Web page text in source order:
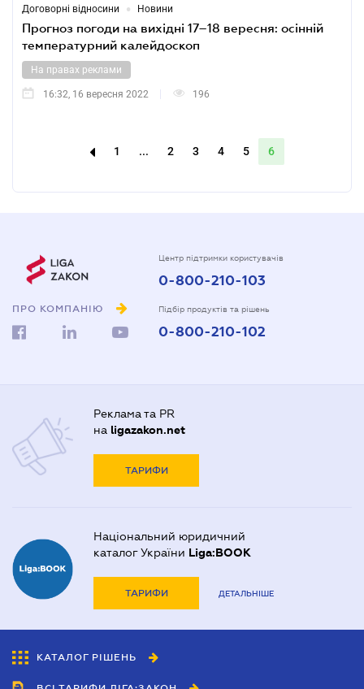
Договорні відносини • Новини
Прогноз погоди на вихідні 17–18 вересня: осінній
температурний калейдоскоп
На правах реклами
16:32, 16 вересня 2022 196
1 ... 2 3 4 5 6
ПРО КОМПАНІЮ
Центр підтримки користувачів
0-800-210-103
Підбір продуктів та рішень
0-800-210-102
Реклама та PR
на ligazakon.net
ТАРИФИ
Національний юридичний
каталог України Liga:BOOK
ТАРИФИ ДЕТАЛЬНІШЕ
КАТАЛОГ РІШЕНЬ